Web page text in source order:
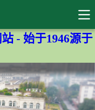
- 始于1946源于